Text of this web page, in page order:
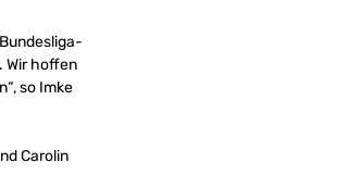
Wir hoffen
so Imke
Carolin